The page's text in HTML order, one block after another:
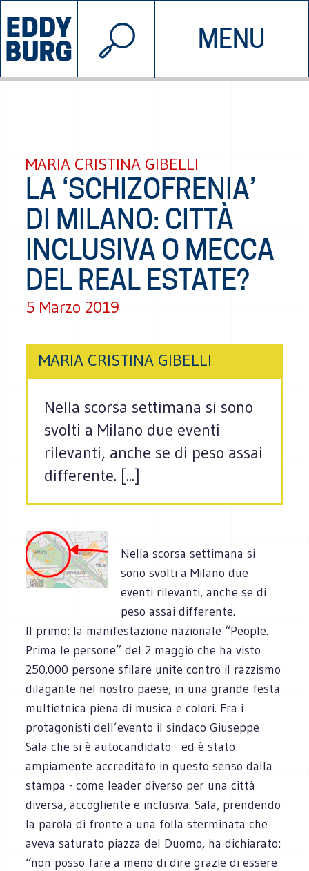
MENU
INIZIATIVE CHI SIAMO
© 2026 EDDYBURG
MARIA CRISTINA GIBELLI
LA ‘SCHIZOFRENIA’
DI MILANO: CITTÀ
INCLUSIVA O MECCA
DEL REAL ESTATE?
5 Marzo 2019
MARIA CRISTINA GIBELLI
Nella scorsa settimana si sono
svolti a Milano due eventi
rilevanti, anche se di peso assai
differente. [...]
Nella scorsa settimana si
sono svolti a Milano due
eventi rilevanti, anche se di
peso assai differente.
Il primo: la manifestazione nazionale “People.
Prima le persone” del 2 maggio che ha visto
250.000 persone sfilare unite contro il razzismo
dilagante nel nostro paese, in una grande festa
multietnica piena di musica e colori. Fra i
protagonisti dell’evento il sindaco Giuseppe
Sala che si è autocandidato - ed è stato
ampiamente accreditato in questo senso dalla
stampa - come leader diverso per una città
diversa, accogliente e inclusiva. Sala, prendendo
la parola di fronte a una folla sterminata che
aveva saturato piazza del Duomo, ha dichiarato:
“non posso fare a meno di dire grazie di essere